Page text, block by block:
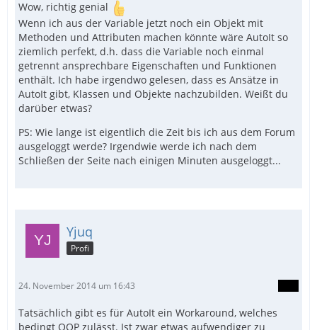
Wow, richtig genial
Wenn ich aus der Variable jetzt noch ein Objekt mit
Methoden und Attributen machen könnte wäre AutoIt so
ziemlich perfekt, d.h. dass die Variable noch einmal
getrennt ansprechbare Eigenschaften und Funktionen
enthält. Ich habe irgendwo gelesen, dass es Ansätze in
AutoIt gibt, Klassen und Objekte nachzubilden. Weißt du
darüber etwas?
PS: Wie lange ist eigentlich die Zeit bis ich aus dem Forum
ausgeloggt werde? Irgendwie werde ich nach dem
Schließen der Seite nach einigen Minuten ausgeloggt...
Yjuq
Profi
24. November 2014 um 16:43
Tatsächlich gibt es für AutoIt ein Workaround, welches
bedingt OOP zulässt. Ist zwar etwas aufwendiger zu